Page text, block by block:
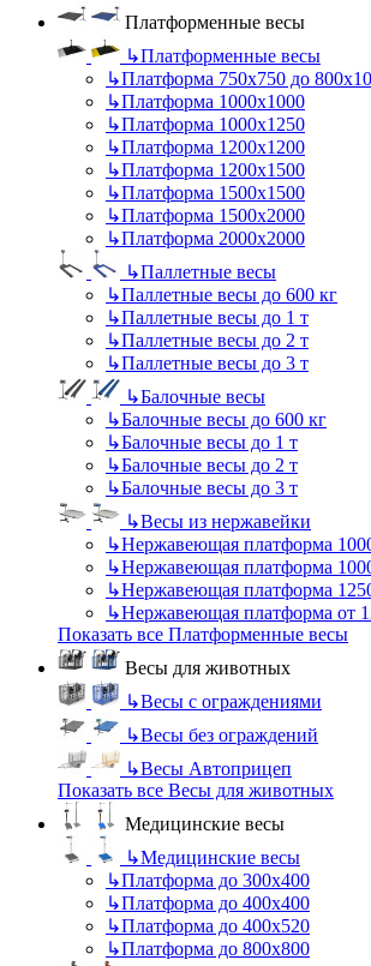
Платформенные весы
↳Платформенные весы
↳Платформа 750х750 до
↳Платформа 1000х1000
↳Платформа 1000х1250
↳Платформа 1200х1200
↳Платформа 1200х1500
↳Платформа 1500х1500
↳Платформа 1500х2000
↳Платформа 2000х2000
↳Паллетные весы
↳Паллетные весы до 600 кг
↳Паллетные весы до 1 т
↳Паллетные весы до 2 т
↳Паллетные весы до 3 т
↳Балочные весы
↳Балочные весы до 600 кг
↳Балочные весы до 1 т
↳Балочные весы до 2 т
↳Балочные весы до 3 т
↳Весы из нержавейки
↳Нержавеющая платформа
↳Нержавеющая платформа
↳Нержавеющая платформа
↳Нержавеющая платформа от
Показать все Платформенные весы
Весы для животных
↳Весы с ограждениями
↳Весы без ограждений
↳Весы Автоприцеп
Показать все Весы для животных
Медицинские весы
↳Медицинские весы
↳Платформа до 300х400
↳Платформа до 400х400
↳Платформа до 400х520
↳Платформа до 800х800